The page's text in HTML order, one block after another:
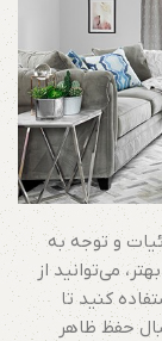
و توجه به
می‌توانید از
کنید تا
حفظ ظاهر